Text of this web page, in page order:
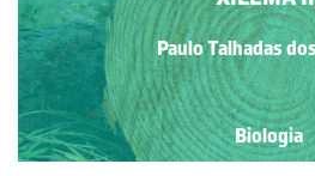
Paulo Talhadas
Biologia